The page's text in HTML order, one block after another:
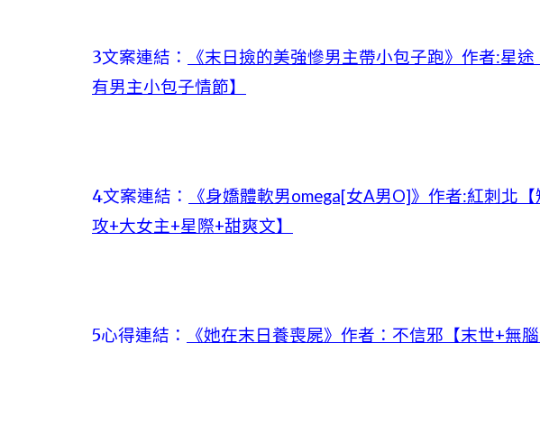
3文案連結：
《末日撿的美強慘男主帶小包子跑》作者:星
有男主小包子情節】
4文案連結：
《身嬌體軟男omega[女A男O]》作者:紅刺北
攻+大女主+星際+甜爽文】
5心得連結： 《她在末日養喪屍》作者：不信邪【末世+無